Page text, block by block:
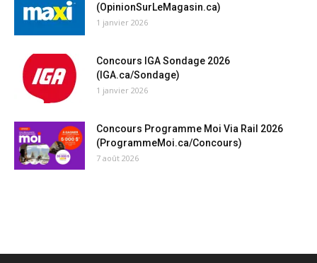
(OpinionSurLeMagasin.ca)
1 janvier 2026
Concours IGA Sondage 2026
(IGA.ca/Sondage)
1 janvier 2026
Concours Programme Moi Via Rail 2026
(ProgrammeMoi.ca/Concours)
7 août 2026